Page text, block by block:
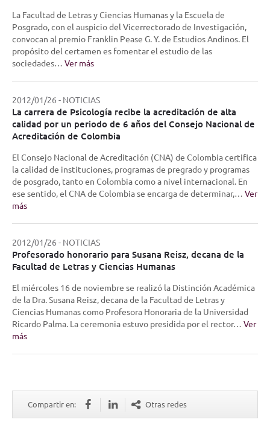
La Facultad de Letras y Ciencias Humanas y la Escuela de
Posgrado, con el auspicio del Vicerrectorado de Investigación,
convocan al premio Franklin Pease G. Y. de Estudios Andinos. El
propósito del certamen es fomentar el estudio de las
sociedades… Ver más
2012/01/26 - NOTICIAS
La carrera de Psicología recibe la acreditación de alta
calidad por un periodo de 6 años del Consejo Nacional de
Acreditación de Colombia
El Consejo Nacional de Acreditación (CNA) de Colombia certifica
la calidad de instituciones, programas de pregrado y programas
de posgrado, tanto en Colombia como a nivel internacional. En
ese sentido, el CNA de Colombia se encarga de determinar,… Ver
más
2012/01/26 - NOTICIAS
Profesorado honorario para Susana Reisz, decana de la
Facultad de Letras y Ciencias Humanas
El miércoles 16 de noviembre se realizó la Distinción Académica
de la Dra. Susana Reisz, decana de la Facultad de Letras y
Ciencias Humanas como Profesora Honoraria de la Universidad
Ricardo Palma. La ceremonia estuvo presidida por el rector… Ver
más
Compartir en: Otras redes